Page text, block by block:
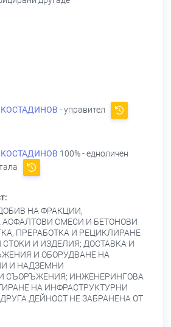
- управител
100% - едноличен
НА ФРАКЦИИ,
СМЕСИ И БЕТОНОВИ
ПРЕРАБОТКА И РЕЦИКЛИРАНЕ
И ИЗДЕЛИЯ; ДОСТАВКА И
И ОБОРУДВАНЕ НА
И НАДЗЕМНИ
СЪОРЪЖЕНИЯ; ИНЖЕНЕРИНГОВА
НА ИНФРАСТРУКТУРНИ
ДЕЙНОСТ НЕ ЗАБРАНЕНА ОТ